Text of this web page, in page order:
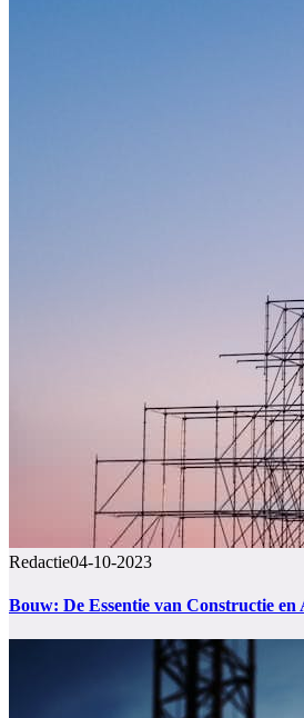
Redactie04-10-2023
Bouw: De Essentie van Constructie